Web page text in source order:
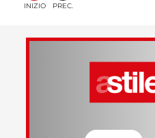
INIZIO PREC.